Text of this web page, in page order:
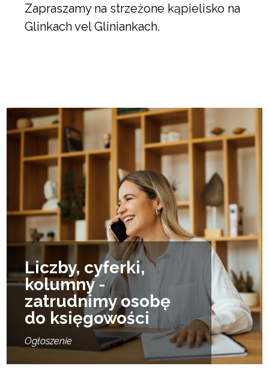
Zapraszamy na strzeżone kąpielisko na
Glinkach vel Gliniankach.
Liczby, cyferki,
kolumny -
zatrudnimy osobę
do księgowości
Ogłoszenie